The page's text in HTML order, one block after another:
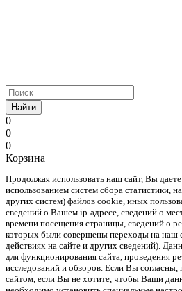
Найти
0
0
0
Корзина
Продолжая использовать наш cайт, Вы даете
использованием систем сбора статистики,
других систем) файлов cookie, иных
сведений о Вашем ip-адресе, сведений о
времени посещения страницы, сведений о
которых были совершены переходы на наш
действиях на сайте и других сведений).
для функционирования сайта, проведения
исследований и обзоров. Если Вы согласны,
сайтом, если Вы не хотите, чтобы Ваши